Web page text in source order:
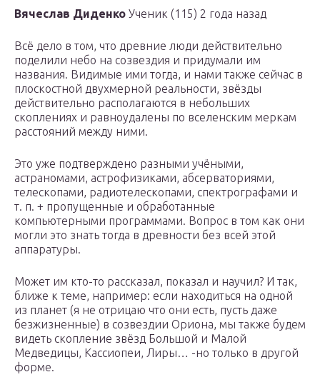
Вячеслав Диденко Ученик (115) 2 года назад
Всё дело в том, что древние люди действительно
поделили небо на созвездия и придумали им
названия. Видимые ими тогда, и нами также сейчас в
плоскостной двухмерной реальности, звёзды
действительно располагаются в небольших
скоплениях и равноудалены по вселенским меркам
расстояний между ними.
Это уже подтверждено разными учёными,
астраномами, астрофизиками, абсерваториями,
телескопами, радиотелескопами, спектрографами и
т. п. + пропущенные и обработанные
компьютерными программами. Вопрос в том как они
могли это знать тогда в древности без всей этой
аппаратуры.
Может им кто-то рассказал, показал и научил? И так,
ближе к теме, например: если находиться на одной
из планет (я не отрицаю что они есть, пусть даже
безжизненные) в созвездии Ориона, мы также будем
видеть скопление звёзд Большой и Малой
Медведицы, Кассиопеи, Лиры… -но только в другой
форме.